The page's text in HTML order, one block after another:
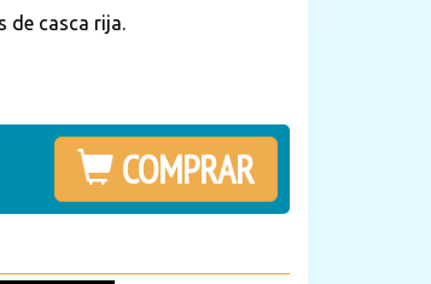
de casca rija.
COMPRAR